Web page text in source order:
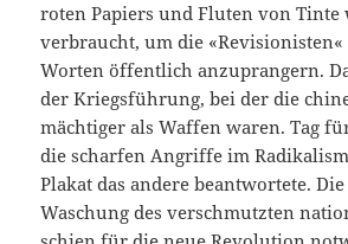
roten Papiers und Fluten von Tinte
verbraucht, um die
Worten öffentlich anzuprangern.
der Kriegsführung, bei der die
mächtiger als Waffen waren. Tag
die scharfen Angriffe im
Plakat das andere beantwortete.
Waschung des verschmutzten